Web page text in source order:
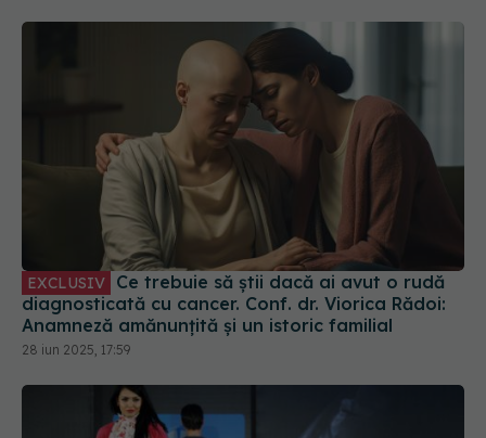
EXCLUSIV
diagnosticată cu cancer. Conf. dr. Viorica Rădoi:
Anamneză amănunțită și un istoric familial
28 iun 2025, 17:59